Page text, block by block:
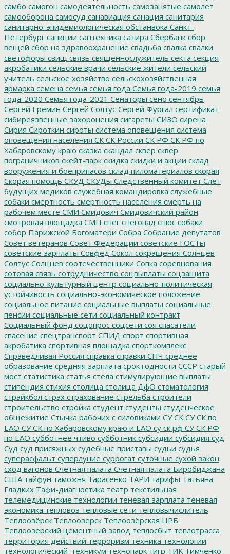
самбо самогон самодеятельность самозанятые самолет
самооборона самосуд санавиация санация санитария
санитарно-эпидемиологическая обстанвока Санкт-
Петербург санкции сантехника сатира Сбербанк сбор
вещей сбор на здравоохранение свадьба свалка свалки
светофоры свищ связь священнослужитель секта секция
акробатики сельские врачи сельские жители сельский
учитель сельское хозяйство сельскохозяйственная
ярмарка семена семья семья года Семья года-2019 семья
года-2020 Семья года-2021 Сенаторы сено сентябрь
Сергей Ерёмин Сергей Солтус Сергей Фургал сертификат
сибиреязвенные захоронения сигареты СИЗО сирена
Сирия Сироткин сироты система оповещения система
оповещения населения СК СК России СК РФ СК РФ по
Хабаровскому краю сказка скандал сквер сквер
пограничников скейт-парк скидка скидки и акции склад
вооружения и боеприпасов склад пиломатериалов скорая
Скорая помощь СКУД СКУДы Следственный комитет Слет
будущих медиков служебная командировка служебные
собаки смертность смертность населения смерть на
рабочем месте СМИ Смидович Смидовичский район
смотровая площадка СМП снег снегопад снюс собаки
собор Парижской Богоматери Собра Собрание депутатов
Совет ветеранов Совет Федерации советские ГОСТы
советские зарплаты Совфед Сокол сокращения Солнцев
Солтус Солцнев соотечественники Сопка соревнования
сотовая связь сотрудничество соцвыплаты соцзащита
социально-культурный центр социально-политическая
устойчивость социально-экономическое положение
социальное питание социальные выплаты социальные
пенсии социальные сети социальный контракт
Социальный фонд соцопрос соцсети соя спасатели
спасение спецтранспорт СПИД спорт спортивная
акробатика спортивная площадка спорткомплекс
Справедливая Россия справка справки СПЧ среднее
образование средняя зарплата срок годности СССР старый
мост статистика статья стела стимулирующие выплаты
стипендия стихия столица столица ДфО стоматология
страйкбол страх страхование стрельба строители
строительство стройка студент студенты студенческое
общежитие Стычка рабочих с силовиками СУ СК СУ СК по
ЕАО СУ СК по Хабаровскому краю и ЕАО су ск рф СУ СК РФ
по ЕАО субботнее чтиво субботник субсидии субсидия суд
Суд суд присяжных судебные приставы судьи судья
суперасфальт суперлуние суррогат суточные сухой закон
сход вагонов Счетная палата Счетная палата Биробиджана
США тайфун таможня Тарасенко ТАРИ тарифы Татьяна
Гладких Тафи-диагностика театр текстильная
телемедицинские технологии теневая зарплата теневая
экономика тепловоз тепловые сети тепловычислитель
Теплоозёрск Теплоозерск Теплоозёрская ЦРБ
Теплоозерский цементный завод теплосбыт теплотрасса
территория действий терроризм техника технологии
технологический_техникум технопарк тигр ТИК Тимченко